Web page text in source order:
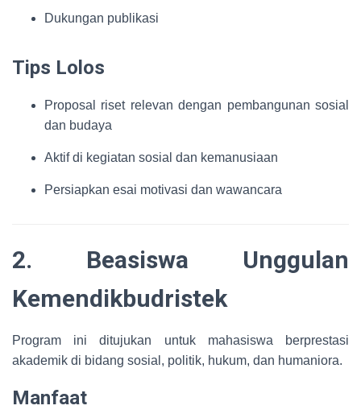
Dukungan publikasi
Tips Lolos
Proposal riset relevan dengan pembangunan sosial
dan budaya
Aktif di kegiatan sosial dan kemanusiaan
Persiapkan esai motivasi dan wawancara
2. Beasiswa Unggulan
Kemendikbudristek
Program ini ditujukan untuk mahasiswa berprestasi
akademik di bidang sosial, politik, hukum, dan humaniora.
Manfaat